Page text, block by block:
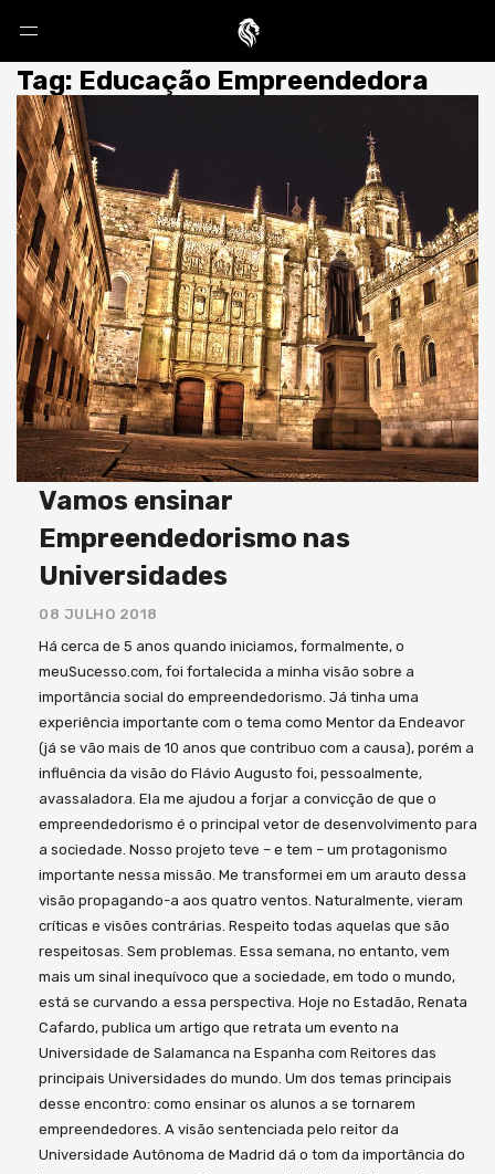
Tag: Educação Empreendedora
Vamos ensinar
Empreendedorismo nas
Universidades
08 JULHO 2018
Há cerca de 5 anos quando iniciamos, formalmente, o
meuSucesso.com, foi fortalecida a minha visão sobre a
importância social do empreendedorismo. Já tinha uma
experiência importante com o tema como Mentor da Endeavor
(já se vão mais de 10 anos que contribuo com a causa), porém a
influência da visão do Flávio Augusto foi, pessoalmente,
avassaladora. Ela me ajudou a forjar a convicção de que o
empreendedorismo é o principal vetor de desenvolvimento para
a sociedade. Nosso projeto teve – e tem – um protagonismo
importante nessa missão. Me transformei em um arauto dessa
visão propagando-a aos quatro ventos. Naturalmente, vieram
críticas e visões contrárias. Respeito todas aquelas que são
respeitosas. Sem problemas. Essa semana, no entanto, vem
mais um sinal inequívoco que a sociedade, em todo o mundo,
está se curvando a essa perspectiva. Hoje no Estadão, Renata
Cafardo, publica um artigo que retrata um evento na
Universidade de Salamanca na Espanha com Reitores das
principais Universidades do mundo. Um dos temas principais
desse encontro: como ensinar os alunos a se tornarem
empreendedores. A visão sentenciada pelo reitor da
Universidade Autônoma de Madrid dá o tom da importância do